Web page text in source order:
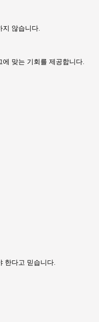
지 않습니다.
맞는 기회를 제공합니다.
한다고 믿습니다.